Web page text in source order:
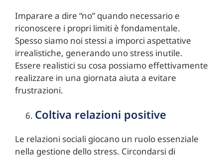
Imparare a dire “no” quando necessario e
riconoscere i propri limiti è fondamentale.
Spesso siamo noi stessi a imporci aspettative
irrealistiche, generando uno stress inutile.
Essere realistici su cosa possiamo effettivamente
realizzare in una giornata aiuta a evitare
frustrazioni.
Coltiva relazioni positive
Le relazioni sociali giocano un ruolo essenziale
nella gestione dello stress. Circondarsi di